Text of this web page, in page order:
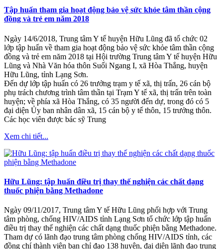
Tập huấn tham gia hoạt động bảo vệ sức khỏe tâm thần cộng
đồng và trẻ em năm 2018
Ngày 14/6/2018, Trung tâm Y tế huyện Hữu Lũng đã tổ chức 02
lớp tập huấn về tham gia hoạt động bảo vệ sức khỏe tâm thần cộng
đồng và trẻ em năm 2018 tại Hội trường Trung tâm Y tế huyện Hữu
Lũng và Nhà Văn hóa thôn Suối Ngang I, xã Hòa Thắng, huyện
Hữu Lũng, tỉnh Lạng Sơn.
Đến dự lớp tập huấn có 26 trưởng trạm y tế xã, thị trấn, 26 cán bộ
phụ trách chương trình tâm thần tại Trạm Y tế xã, thị trấn trên toàn
huyện; về phía xã Hòa Thắng, có 35 người đến dự, trong đó có 5
đại diện Ủy ban nhân dân xã, 15 cán bộ y tế thôn, 15 trưởng thôn.
Các học viên được bác sỹ Trung
Xem chi tiết...
Hữu Lũng: tập huấn điều trị thay thế nghiện các chất dạng
thuốc phiện bằng Methadone
Ngày 09/11/2017, Trung tâm Y tế Hữu Lũng phối hợp với Trung
tâm phòng, chống HIV/AIDS tỉnh Lạng Sơn tổ chức lớp tập huấn
điều trị thay thế nghiện các chất dạng thuốc phiện bằng Methadone.
Tham dự có lãnh đạo trung tâm phòng chống HIV/AIDS tỉnh, các
đồng chí thành viên ban chỉ đạo 138 huyện, đại diện lãnh đạo trung